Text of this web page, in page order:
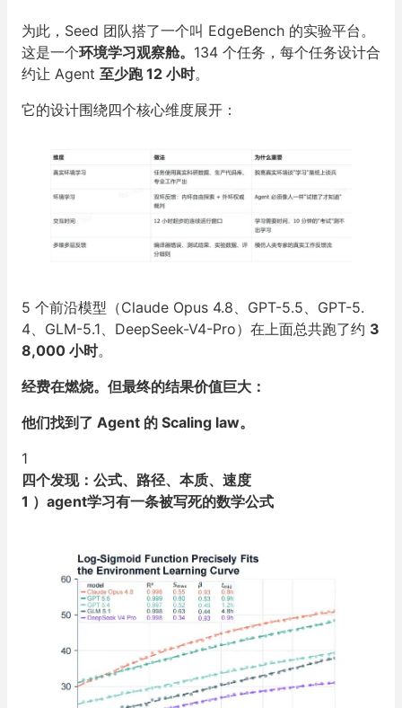
为此，Seed 团队搭了一个叫 EdgeBench 的实验平台。
这是一个环境学习观察舱。 134 个任务，每个任务设计合
约让 Agent 至少跑 12 小时。
它的设计围绕四个核心维度展开：
5 个前沿模型（Claude Opus 4.8、GPT-5.5、GPT-5.
4、GLM-5.1、DeepSeek-V4-Pro）在上面总共跑了约 3
8,000 小时。
经费在燃烧。但最终的结果价值巨大：
他们找到了 Agent 的 Scaling law。
1
四个发现：公式、路径、本质、速度
1 ）agent学习有一条被写死的数学公式